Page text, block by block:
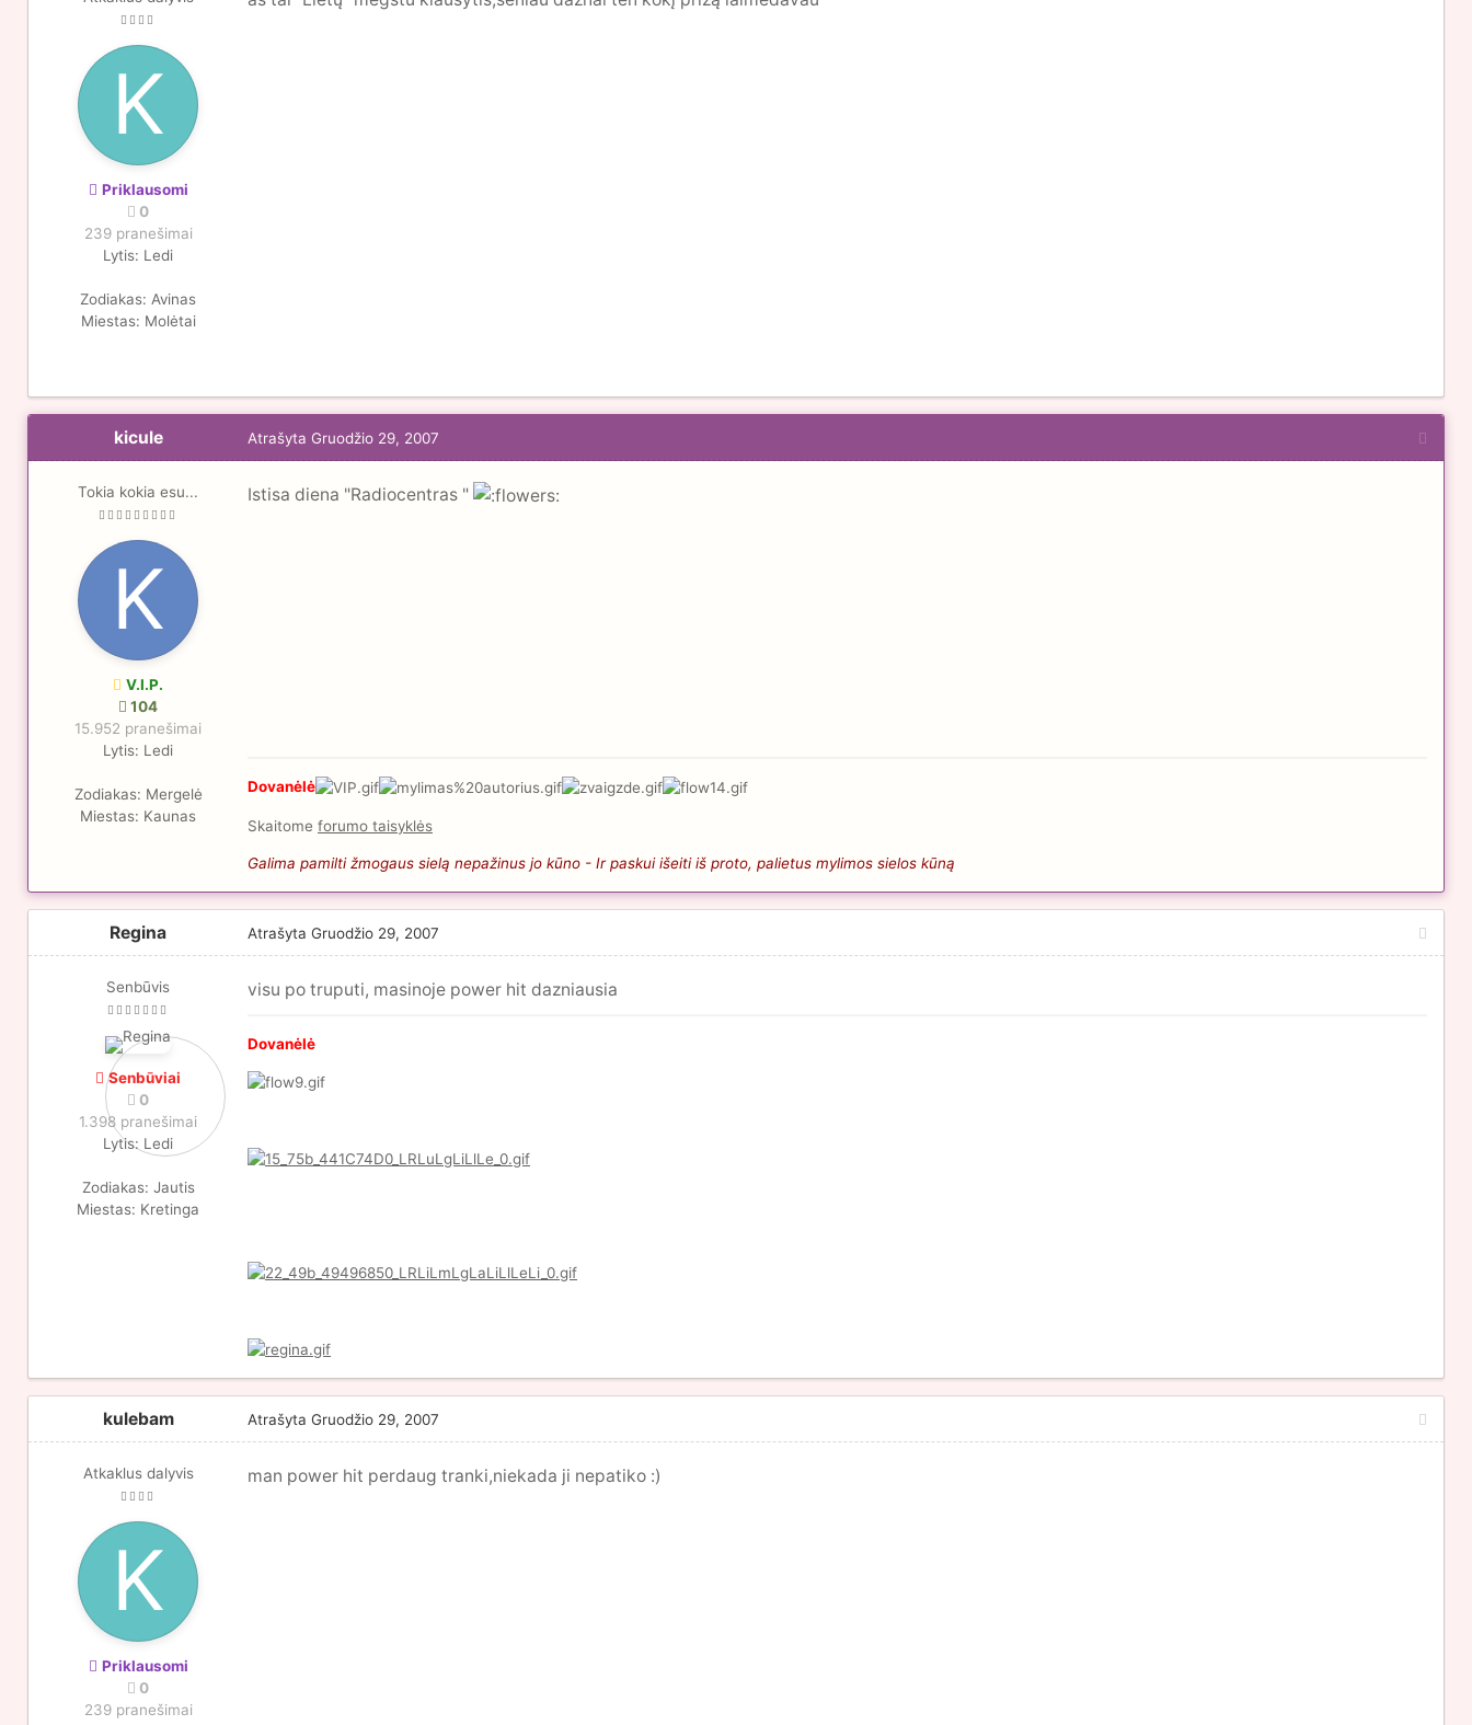
Priklausomi
0
239 pranešimai
Lytis: Ledi
Zodiakas: Avinas
Miestas: Molėtai
kicule
Tokia kokia esu...
V.I.P.
104
15.952 pranešimai
Lytis: Ledi
Zodiakas: Mergelė
Miestas: Kaunas
Atrašyta Gruodžio 29, 2007
Istisa diena "Radiocentras "
Dovanėlė
Skaitome forumo taisyklės
Galima pamilti žmogaus sielą nepažinus jo kūno - Ir paskui išeiti iš proto, palietus mylimos sielos kūną
Regina
Senbūvis
Senbūviai
0
1.398 pranešimai
Lytis: Ledi
Zodiakas: Jautis
Miestas: Kretinga
Atrašyta Gruodžio 29, 2007
visu po truputi, masinoje power hit dazniausia
Dovanėlė
kulebam
Atkaklus dalyvis
Priklausomi
0
239 pranešimai
Atrašyta Gruodžio 29, 2007
man power hit perdaug tranki,niekada ji nepatiko :)